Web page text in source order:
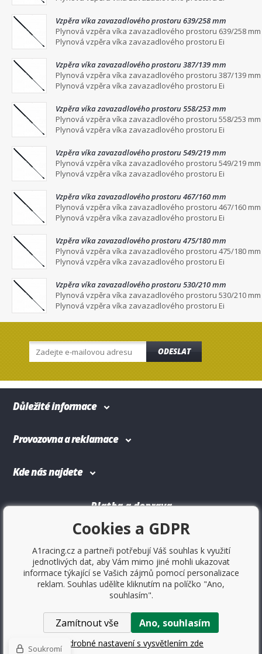
Vzpěra víka zavazadlového prostoru 639/258 mm
Plynová vzpěra víka zavazadlového prostoru 639/258 mm
Plynová vzpěra víka zavazadlového prostoru Ei
Vzpěra víka zavazadlového prostoru 387/139 mm
Plynová vzpěra víka zavazadlového prostoru 387/139 mm
Plynová vzpěra víka zavazadlového prostoru Ei
Vzpěra víka zavazadlového prostoru 558/253 mm
Plynová vzpěra víka zavazadlového prostoru 558/253 mm
Plynová vzpěra víka zavazadlového prostoru Ei
Vzpěra víka zavazadlového prostoru 549/219 mm
Plynová vzpěra víka zavazadlového prostoru 549/219 mm
Plynová vzpěra víka zavazadlového prostoru Ei
Vzpěra víka zavazadlového prostoru 467/160 mm
Plynová vzpěra víka zavazadlového prostoru 467/160 mm
Plynová vzpěra víka zavazadlového prostoru Ei
Vzpěra víka zavazadlového prostoru 475/180 mm
Plynová vzpěra víka zavazadlového prostoru 475/180 mm
Plynová vzpěra víka zavazadlového prostoru Ei
Vzpěra víka zavazadlového prostoru 530/210 mm
Plynová vzpěra víka zavazadlového prostoru 530/210 mm
Plynová vzpěra víka zavazadlového prostoru Ei
ODESLAT
Důležité informace
Provozovna a reklamace
Kde nás najdete
Platba a doprava
Copyright © 2017Sportovniautodoplnky.cz- Tuning shop,
sportovní autodoplňky, tuning auta. Všechny práva vyhrazené.
Cookies a GDPR
A1racing.cz a partneři potřebují Váš souhlas k využití
jednotlivých dat, aby Vám mimo jiné mohli ukazovat
informace týkající se Vašich zájmů pomocí personalizace
reklam. Souhlas udělíte kliknutím na políčko "Ano,
souhlasím".
Zamítnout vše Ano, souhlasím
Podrobné nastavení s vysvětlením zde
Soukromí